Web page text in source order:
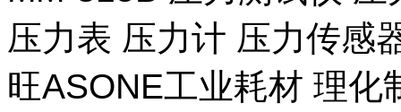
压力表 压力计 压力传感
旺ASONE工业耗材 理化